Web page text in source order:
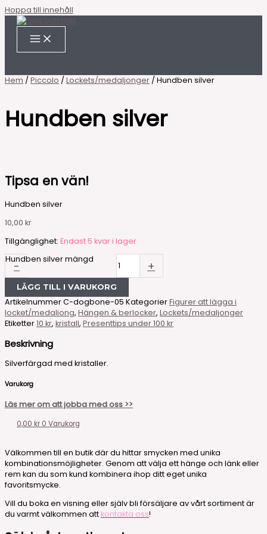
Hoppa till innehåll
Hem / Piccolo / Lockets/medaljonger / Hundben silver
Hundben silver
Tipsa en vän!
Hundben silver
10,00 kr
Tillgänglighet: Endast 5 kvar i lager
-
Hundben silver mängd +
LÄGG TILL I VARUKORG
ArtikelnummerC-dogbone-05 KategorierFigurer att lägga i
locket/medaljong, Hängen & berlocker, Lockets/medaljonger
Etiketter10 kr, kristall, Presenttips under 100 kr
Beskrivning
Silverfärgad med kristaller.
Varukorg
Läs mer om att jobba med oss >>
0,00 kr 0 Varukorg
Välkommen till en butik där du hittar smycken med unika
kombinationsmöjligheter. Genom att välja ett hänge och länk eller
rem kan du som kund kombinera ihop ditt eget unika
favoritsmycke.
Vill du boka en visning eller själv bli försäljare av vårt sortiment är
du varmt välkommen att kontakta oss!